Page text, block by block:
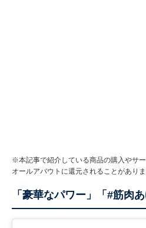
※本記事で紹介している商品の購入やサ
オールアバウトに還元されることがありま
「豪華なパワー」「#筋肉あ